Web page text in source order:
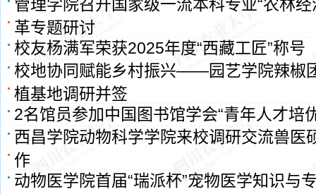
管理学院召开国家级一流本科专业“农林
革专题研讨
校友杨满军荣获2025年度“西藏工匠”称号
校地协同赋能乡村振兴——园艺学院辣椒
植基地调研并签
2名馆员参加中国图书馆学会“青年人才培
西昌学院动物科学学院来校调研交流兽医
作
动物医学院首届“瑞派杯”宠物医学知识与